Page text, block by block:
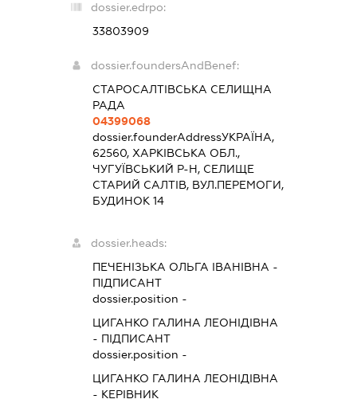
dossier.edrpo:
33803909
dossier.foundersAndBenef:
СТАРОСАЛТІВСЬКА СЕЛИЩНА
РАДА
04399068
dossier.founderAddressУКРАЇНА,
62560, ХАРКІВСЬКА ОБЛ.,
ЧУГУЇВСЬКИЙ Р-Н, СЕЛИЩЕ
СТАРИЙ САЛТІВ, ВУЛ.ПЕРЕМОГИ,
БУДИНОК 14
dossier.heads:
ПЕЧЕНІЗЬКА ОЛЬГА ІВАНІВНА -
ПІДПИСАНТ
dossier.position -
ЦИГАНКО ГАЛИНА ЛЕОНІДІВНА
- ПІДПИСАНТ
dossier.position -
ЦИГАНКО ГАЛИНА ЛЕОНІДІВНА
- КЕРІВНИК